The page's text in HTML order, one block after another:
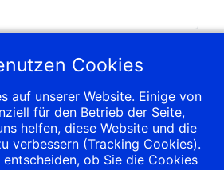
;
Lauf
;
Lauf
Cookies
auf unserer Website. Einige von
für den Betrieb der Seite,
helfen, diese Website und die
verbessern (Tracking Cookies).
ob Sie die Cookies